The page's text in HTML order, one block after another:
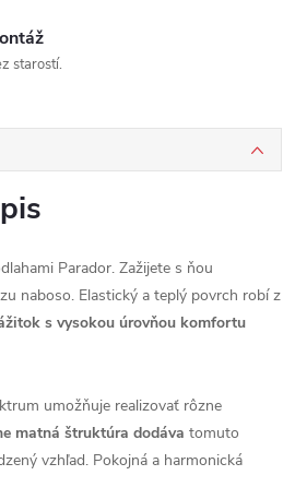
starostí.
Parador. Zažijete s ňou
naboso. Elastický a teplý povrch robí z
s vysokou úrovňou komfortu
umožňuje realizovať rôzne
matná štruktúra dodáva tomuto
vzhľad. Pokojná a harmonická